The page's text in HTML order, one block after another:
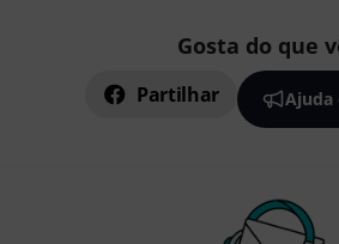
Gosta do que
Partilhar Ajuda